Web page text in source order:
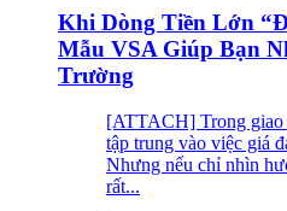
Khi Dòng Tiền Lớn
Mẫu VSA Giúp Bạn
Trường
[ATTACH] Trong giao
tập trung vào việc giá
Nhưng nếu chỉ nhìn
rất...